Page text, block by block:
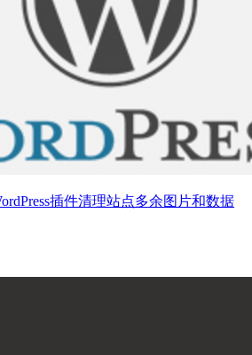
插件清理站点多余图片和数据